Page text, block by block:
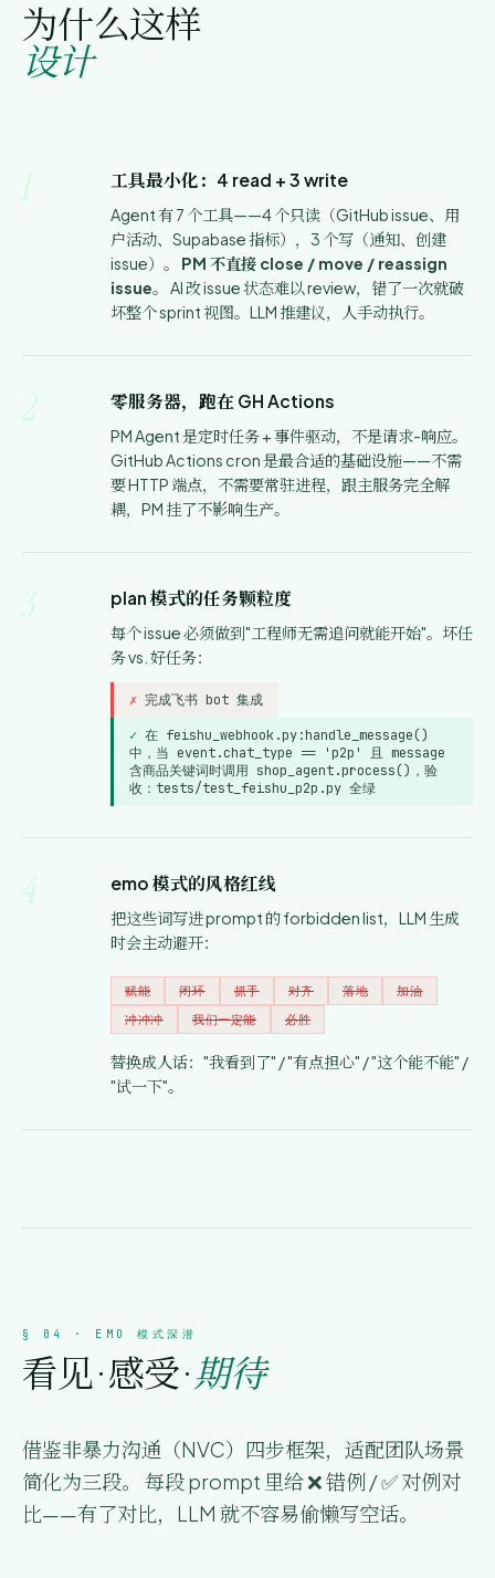
为什么这样
设计
1 工具最小化：4 read + 3 write
Agent 有 7 个工具——4 个只读（GitHub issue、用
户活动、Supabase 指标），3 个写（通知、创建
issue）。 PM 不直接 close / move / reassign
issue。 AI 改 issue 状态难以 review，错了一次就破
坏整个 sprint 视图。LLM 推建议，人手动执行。
2 零服务器，跑在 GH Actions
PM Agent 是定时任务 + 事件驱动，不是请求-响应。
GitHub Actions cron 是最合适的基础设施——不需
要 HTTP 端点，不需要常驻进程，跟主服务完全解
耦，PM 挂了不影响生产。
3 plan 模式的任务颗粒度
每个 issue 必须做到"工程师无需追问就能开始"。坏任
务 vs. 好任务：
完成飞书 bot 集成
在 feishu_webhook.py:handle_message()
中，当 event.chat_type == 'p2p' 且 message
含商品关键词时调用 shop_agent.process()，验
收：tests/test_feishu_p2p.py 全绿
4 emo 模式的风格红线
把这些词写进 prompt 的 forbidden list，LLM 生成
时会主动避开：
赋能 闭环 抓手 对齐 落地
加油
冲冲冲
我们一定能 必胜
替换成人话："我看到了" / "有点担心" / "这个能不能" /
"试一下"。
§ 04 · EMO 模式深潜
看见 · 感受 ·期待
借鉴非暴力沟通（NVC）四步框架，适配团队场景
简化为三段。 每段 prompt 里给 ❌ 错例 / ✅ 对例对
比——有了对比，LLM 就不容易偷懒写空话。